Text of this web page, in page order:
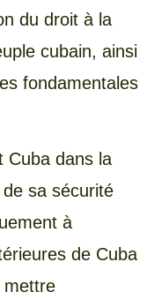
du droit à la
cubain, ainsi
fondamentales
Cuba dans la
sa sécurité
à
de Cuba
mettre